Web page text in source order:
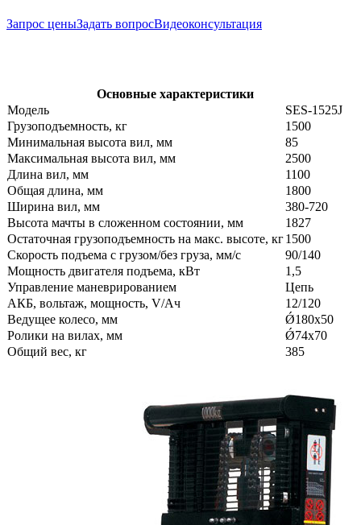
Запрос ценыЗадать вопросВидеоконсультация
Основные характеристики
Модель
SES-1525J
Грузоподъемность, кг
1500
Минимальная высота вил, мм
85
Максимальная высота вил, мм
2500
Длина вил, мм
1100
Общая длина, мм
1800
Ширина вил, мм
380-720
Высота мачты в сложенном состоянии, мм
1827
Остаточная грузоподъемность на макс. высоте, кг1500
Скорость подъема с грузом/без груза, мм/с
90/140
Мощность двигателя подъема, кВт
1,5
Управление маневрированием
Цепь
АКБ, вольтаж, мощность, V/Ач
12/120
Ведущее колесо, мм
Ǿ180х50
Ролики на вилах, мм
Ǿ74х70
Общий вес, кг
385